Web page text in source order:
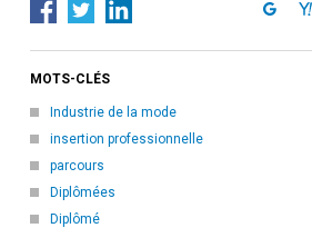
MOTS-CLÉS
Industrie de la mode
insertion professionnelle
parcours
Diplômées
Diplômé